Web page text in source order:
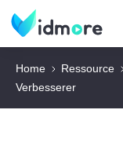
Home Ressource
Verbesserer